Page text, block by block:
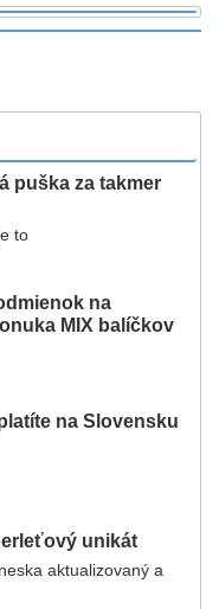
puška za takmer
to
na
MIX balíčkov
na Slovensku
unikát
aktualizovaný a